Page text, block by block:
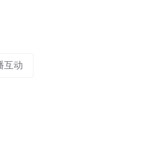
互动